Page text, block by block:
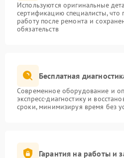
Используются оригинальные
сертификацию специалисты, что
работу после ремонта и
обязательств
Бесплатная
Современное оборудование и
экспресс-диагностику и
сроки, минимизируя время без
Гарантия на работы и